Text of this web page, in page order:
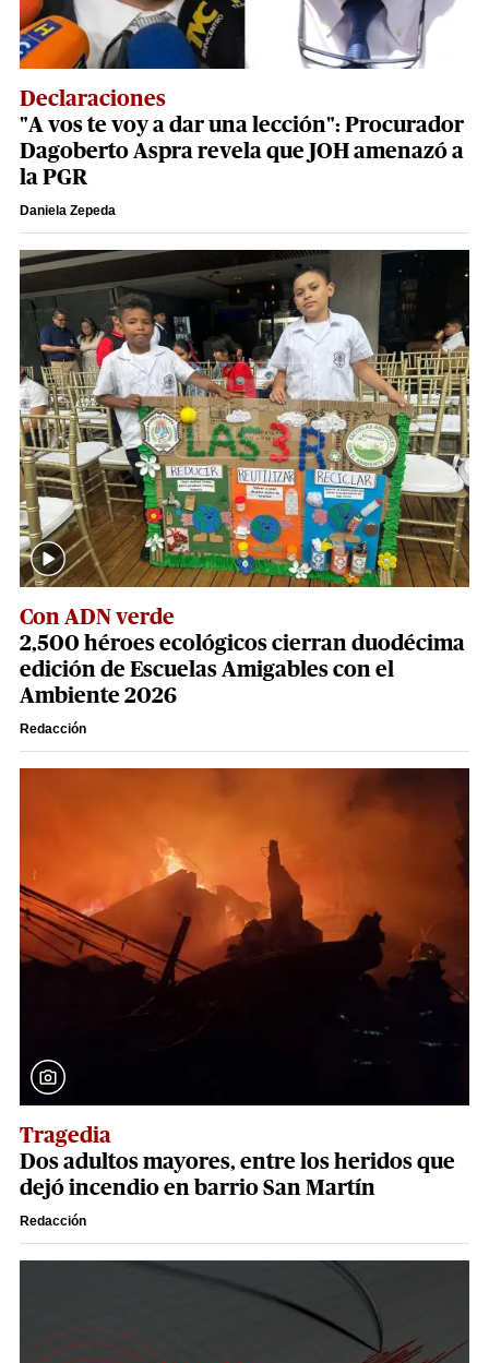
Declaraciones
"A vos te voy a dar una lección": Procurador
Dagoberto Aspra revela que JOH amenazó a
la PGR
Daniela Zepeda
Con ADN verde
2,500 héroes ecológicos cierran duodécima
edición de Escuelas Amigables con el
Ambiente 2026
Redacción
Tragedia
Dos adultos mayores, entre los heridos que
dejó incendio en barrio San Martín
Redacción